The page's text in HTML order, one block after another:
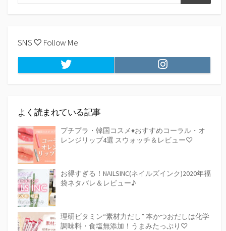
索
SNS ♡ Follow Me
Twitter Instagram
よく読まれている記事
プチプラ・韓国コスメ♦おすすめコーラル・オ
レンジリップ4選 スウォッチ＆レビュー♡
お得すぎる！NAILSINC(ネイルズインク)2020年福
袋ネタバレ＆レビュー♪
理研ビタミン“素材力だし” 本かつおだしは化学
調味料・食塩無添加！うまみたっぷり♡